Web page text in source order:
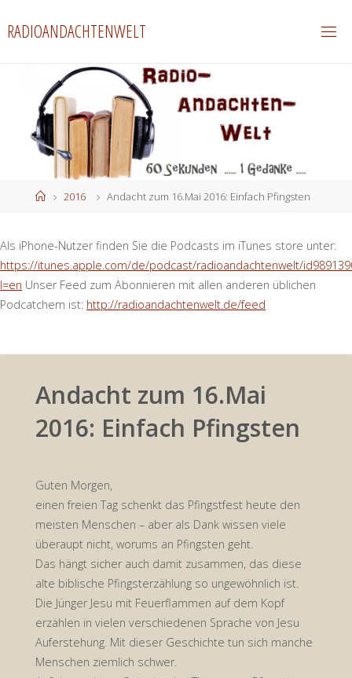
Inhalt
RADIOANDACHTENWELT
Start2016 Andacht zum 16.Mai 2016: Einfach Pfingsten
Als iPhone-Nutzer finden Sie die Podcasts im iTunes store unter:
https://itunes.apple.com/de/podcast/radioandachtenwelt/
l=en Unser Feed zum Abonnieren mit allen anderen üblichen
Podcatchern ist: http://radioandachtenwelt.de/feed
Andacht zum 16.Mai
2016: Einfach Pfingsten
Guten Morgen,
einen freien Tag schenkt das Pfingstfest heute den
meisten Menschen – aber als Dank wissen viele
überaupt nicht, worums an Pfingsten geht.
Das hängt sicher auch damit zusammen, das diese
alte biblische Pfingsterzählung so ungewöhnlich ist.
Die Jünger Jesu mit Feuerflammen auf dem Kopf
erzählen in vielen verschiedenen Sprache von Jesu
Auferstehung. Mit dieser Geschichte tun sich manche
Menschen ziemlich schwer.